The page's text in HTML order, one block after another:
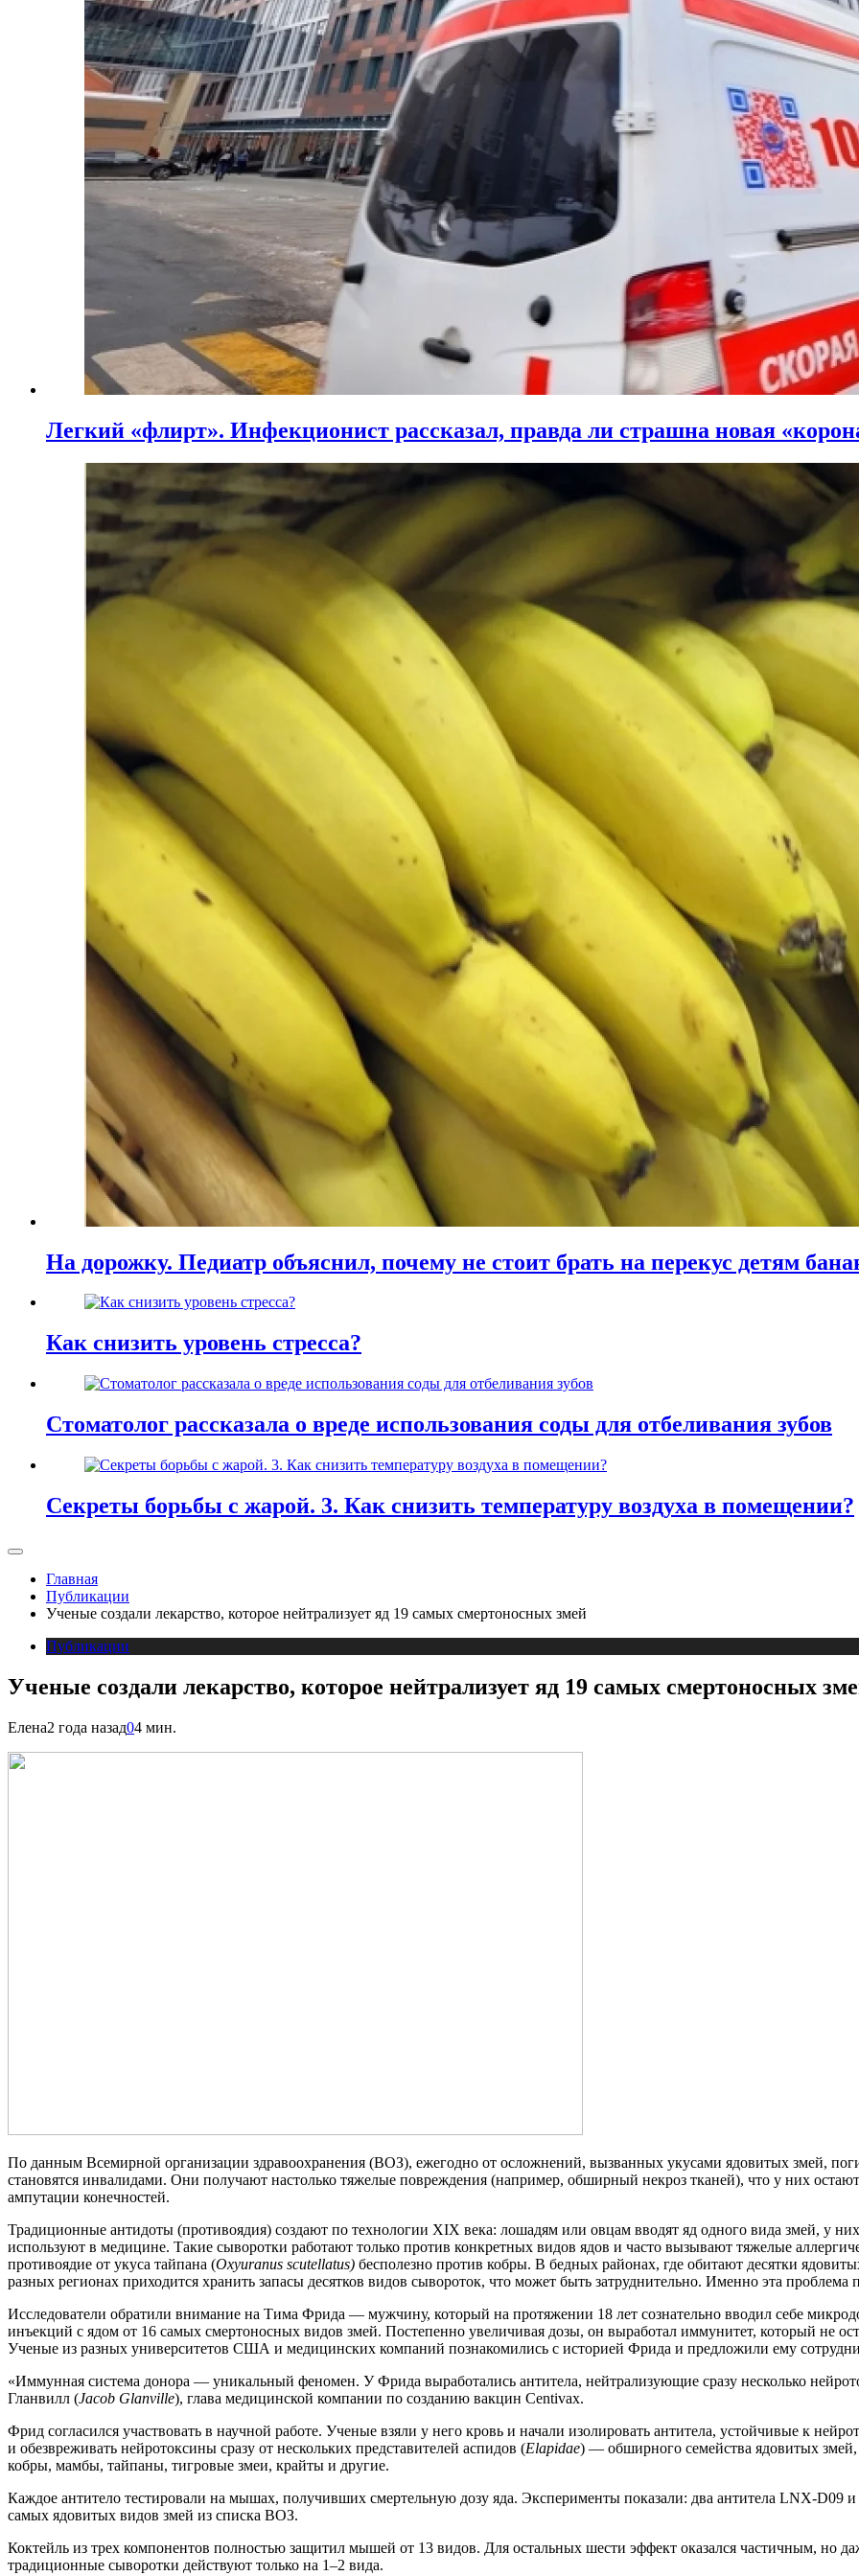
Легкий «флирт». Инфекционист рассказал, правда ли страшна новая
На дорожку. Педиатр объяснил, почему не стоит брать на перекус детям
Как снизить уровень стресса?
Стоматолог рассказала о вреде использования соды для отбеливания зубов
Секреты борьбы с жарой. 3. Как снизить температуру воздуха в помещении?
Главная
Публикации
Ученые создали лекарство, которое нейтрализует яд 19 самых смертоносных змей
Публикации
Ученые создали лекарство, которое нейтрализует яд 19 самых смертоносных
Елена2 года назад04 мин.
По данным Всемирной организации здравоохранения (ВОЗ), ежегодно от осложнений, вызванных укусами ядовитых змей,
становятся инвалидами. Они получают настолько тяжелые повреждения (например, обширный некроз тканей), что у них
ампутации конечностей.
Традиционные антидоты (противоядия) создают по технологии XIX века: лошадям или овцам вводят яд одного вида змей, у
используют в медицине. Такие сыворотки работают только против конкретных видов ядов и часто вызывают тяжелые
противоядие от укуса тайпана (Oxyuranus scutellatus) бесполезно против кобры. В бедных районах, где обитают десятки
разных регионах приходится хранить запасы десятков видов сывороток, что может быть затруднительно. Именно эта
Исследователи обратили внимание на Тима Фрида — мужчину, который на протяжении 18 лет сознательно вводил себе
инъекций с ядом от 16 самых смертоносных видов змей. Постепенно увеличивая дозы, он выработал иммунитет, который не
Ученые из разных университетов США и медицинских компаний познакомились с историей Фрида и предложили ему
«Иммунная система донора — уникальный феномен. У Фрида выработались антитела, нейтрализующие сразу несколько
Гланвилл (Jacob Glanville), глава медицинской компании по созданию вакцин Centivax.
Фрид согласился участвовать в научной работе. Ученые взяли у него кровь и начали изолировать антитела, устойчивые к
и обезвреживать нейротоксины сразу от нескольких представителей аспидов (Elapidae) — обширного семейства ядовитых змей,
кобры, мамбы, тайпаны, тигровые змеи, крайты и другие.
Каждое антитело тестировали на мышах, получивших смертельную дозу яда. Эксперименты показали: два антитела LNX-D09
самых ядовитых видов змей из списка ВОЗ.
Коктейль из трех компонентов полностью защитил мышей от 13 видов. Для остальных шести эффект оказался частичным, но
традиционные сыворотки действуют только на 1–2 вида.